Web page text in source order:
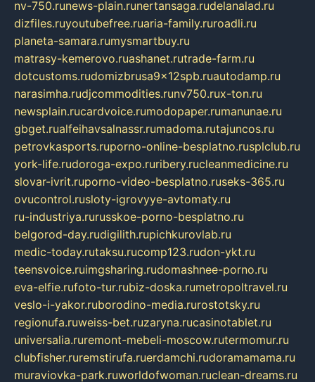
nv-750.runews-plain.runertansaga.rudelanalad.ru
dizfiles.ruyoutubefree.ruaria-family.ruroadli.ru
planeta-samara.rumysmartbuy.ru
matrasy-kemerovo.ruashanet.rutrade-farm.ru
dotcustoms.rudomizbrusa9x12spb.ruautodamp.ru
narasimha.rudjcommodities.runv750.rux-ton.ru
newsplain.rucardvoice.rumodopaper.rumanunae.ru
gbget.rualfeihavsalnassr.rumadoma.rutajuncos.ru
petrovkasports.ruporno-online-besplatno.rusplclub.ru
york-life.rudoroga-expo.ruribery.rucleanmedicine.ru
slovar-ivrit.ruporno-video-besplatno.ruseks-365.ru
ovucontrol.rusloty-igrovyye-avtomaty.ru
ru-industriya.rurusskoe-porno-besplatno.ru
belgorod-day.rudigilith.rupichkurovlab.ru
medic-today.rutaksu.rucomp123.rudon-ykt.ru
teensvoice.ruimgsharing.rudomashnee-porno.ru
eva-elfie.rufoto-tur.rubiz-doska.rumetropoltravel.ru
veslo-i-yakor.ruborodino-media.rurostotsky.ru
regionufa.ruweiss-bet.ruzaryna.rucasinotablet.ru
universalia.ruremont-mebeli-moscow.rutermomur.ru
clubfisher.ruremstirufa.ruerdamchi.rudoramamama.ru
muraviovka-park.ruworldofwoman.ruclean-dreams.ru